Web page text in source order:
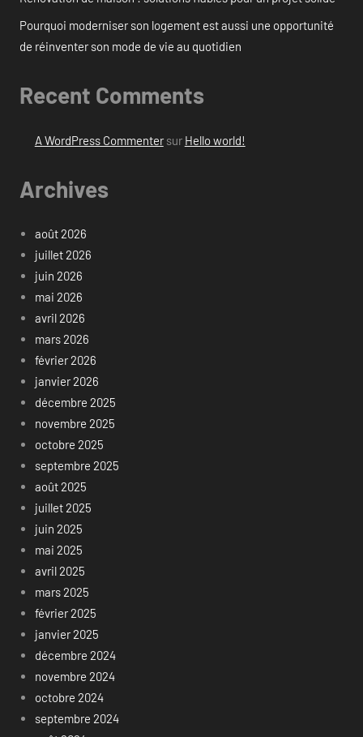
Pourquoi moderniser son logement est aussi une opportunité
de réinventer son mode de vie au quotidien
Recent Comments
A WordPress Commentersur Hello world!
Archives
août 2026
juillet 2026
juin 2026
mai 2026
avril 2026
mars 2026
février 2026
janvier 2026
décembre 2025
novembre 2025
octobre 2025
septembre 2025
août 2025
juillet 2025
juin 2025
mai 2025
avril 2025
mars 2025
février 2025
janvier 2025
décembre 2024
novembre 2024
octobre 2024
septembre 2024